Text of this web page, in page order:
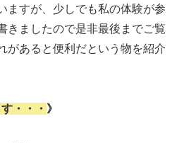
ますが、少しでも私の体験が参
きましたので是非最後までご覧
があると便利だという物を紹介
・・・ 》